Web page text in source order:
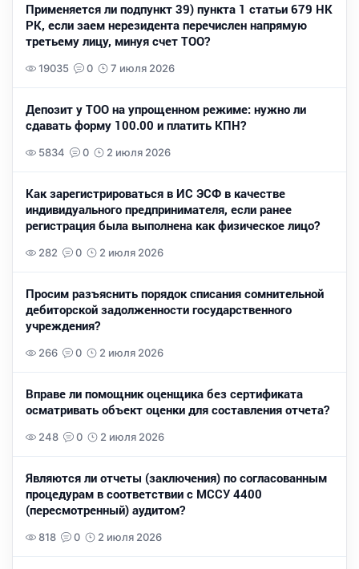
Применяется ли подпункт 39) пункта 1 статьи 679 НК
РК, если заем нерезидента перечислен напрямую
третьему лицу, минуя счет ТОО?
19035 0 7 июля 2026
Депозит у ТОО на упрощенном режиме: нужно ли
сдавать форму 100.00 и платить КПН?
5834 0 2 июля 2026
Как зарегистрироваться в ИС ЭСФ в качестве
индивидуального предпринимателя, если ранее
регистрация была выполнена как физическое лицо?
282 0 2 июля 2026
Просим разъяснить порядок списания сомнительной
дебиторской задолженности государственного
учреждения?
266 0 2 июля 2026
Вправе ли помощник оценщика без сертификата
осматривать объект оценки для составления отчета?
248 0 2 июля 2026
Являются ли отчеты (заключения) по согласованным
процедурам в соответствии с МССУ 4400
(пересмотренный) аудитом?
818 0 2 июля 2026